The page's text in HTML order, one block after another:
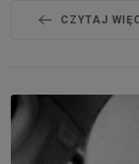
CZYTAJ